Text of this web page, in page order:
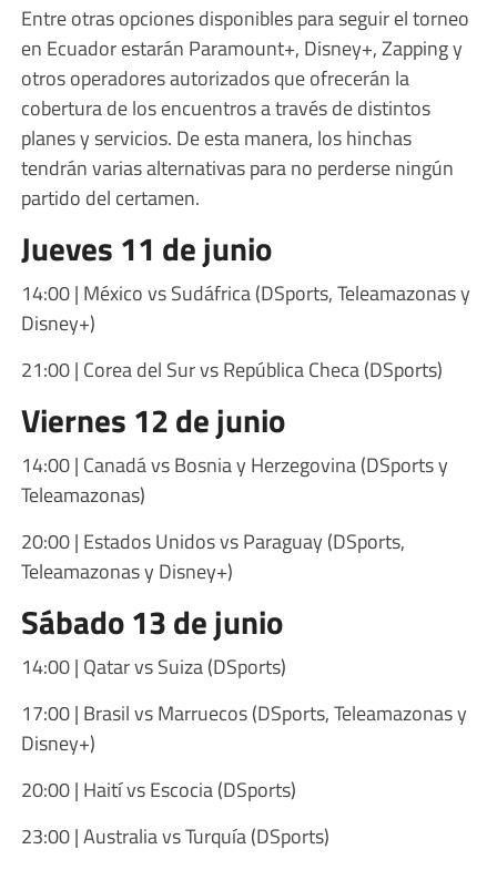
Entre otras opciones disponibles para seguir el torneo
en Ecuador estarán Paramount+, Disney+, Zapping y
otros operadores autorizados que ofrecerán la
cobertura de los encuentros a través de distintos
planes y servicios. De esta manera, los hinchas
tendrán varias alternativas para no perderse ningún
partido del certamen.
Jueves 11 de junio
14:00 | México vs Sudáfrica (DSports, Teleamazonas y
Disney+)
21:00 | Corea del Sur vs República Checa (DSports)
Viernes 12 de junio
14:00 | Canadá vs Bosnia y Herzegovina (DSports y
Teleamazonas)
20:00 | Estados Unidos vs Paraguay (DSports,
Teleamazonas y Disney+)
Sábado 13 de junio
14:00 | Qatar vs Suiza (DSports)
17:00 | Brasil vs Marruecos (DSports, Teleamazonas y
Disney+)
20:00 | Haití vs Escocia (DSports)
23:00 | Australia vs Turquía (DSports)